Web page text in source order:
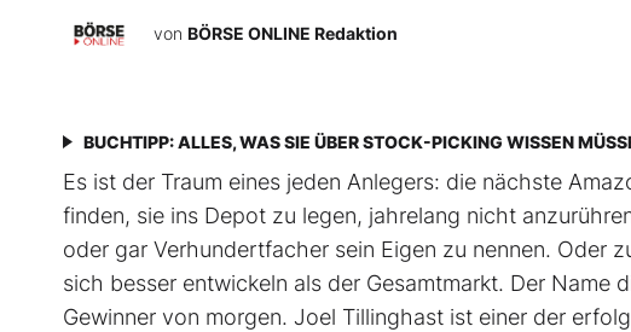
von BÖRSE ONLINE Redaktion
BUCHTIPP: ALLES, WAS SIE ÜBER STOCK-PICKING WISSEN
Es ist der Traum eines jeden Anlegers: die nächste
finden, sie ins Depot zu legen, jahrelang nicht
oder gar Verhundertfacher sein Eigen zu nennen. Oder
sich besser entwickeln als der Gesamtmarkt. Der Name
Gewinner von morgen. Joel Tillinghast ist einer der